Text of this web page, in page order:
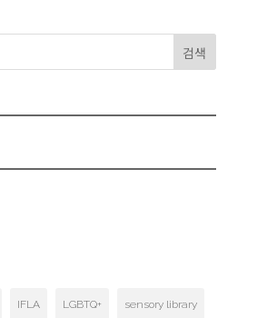
검색
IFLA LGBTQ+ sensory library